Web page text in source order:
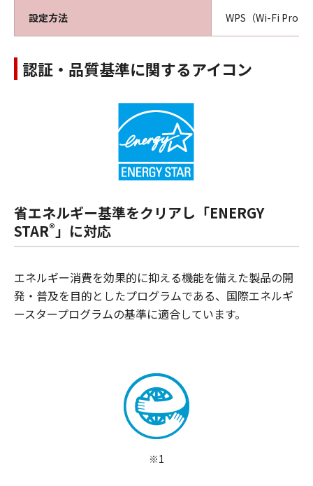
設定方法 WPS（Wi-Fi
認証・品質基準に関するアイコン
省エネルギー基準をクリアし「ENERGY
STAR®」に対応
エネルギー消費を効果的に抑える機能を備えた製品の開
発・普及を目的としたプログラムである、国際エネルギ
ースタープログラムの基準に適合しています。
※1